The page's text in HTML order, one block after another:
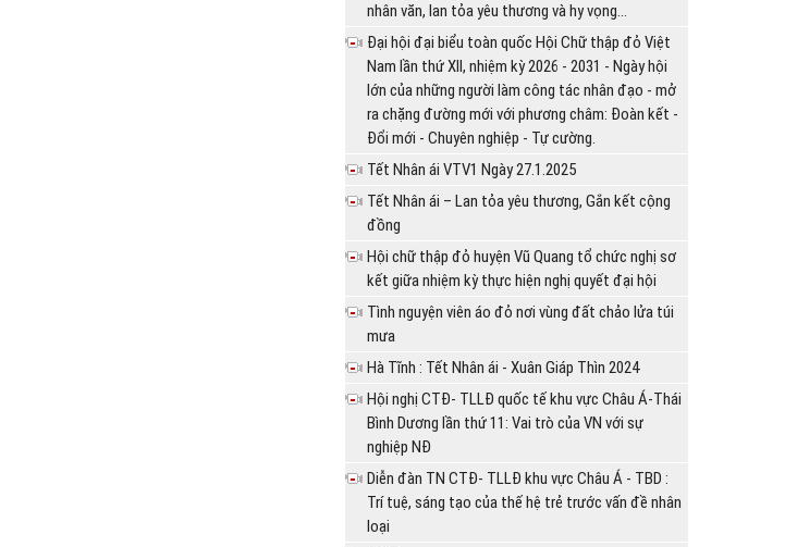
nhân văn, lan tỏa yêu thương và hy vọng...
Đại hội đại biểu toàn quốc Hội Chữ thập đỏ Việt
Nam lần thứ XII, nhiệm kỳ 2026 - 2031 - Ngày hội
lớn của những người làm công tác nhân đạo - mở
ra chặng đường mới với phương châm: Đoàn kết -
Đổi mới - Chuyên nghiệp - Tự cường.
Tết Nhân ái VTV1 Ngày 27.1.2025
Tết Nhân ái – Lan tỏa yêu thương, Gắn kết cộng
đồng
Hội chữ thập đỏ huyện Vũ Quang tổ chức nghị sơ
kết giữa nhiệm kỳ thực hiện nghị quyết đại hội
Tình nguyện viên áo đỏ nơi vùng đất chảo lửa túi
mưa
Hà Tĩnh : Tết Nhân ái - Xuân Giáp Thìn 2024
Hội nghị CTĐ- TLLĐ quốc tế khu vực Châu Á-Thái
Bình Dương lần thứ 11: Vai trò của VN với sự
nghiệp NĐ
Diễn đàn TN CTĐ- TLLĐ khu vực Châu Á - TBD :
Trí tuệ, sáng tạo của thế hệ trẻ trước vấn đề nhân
loại